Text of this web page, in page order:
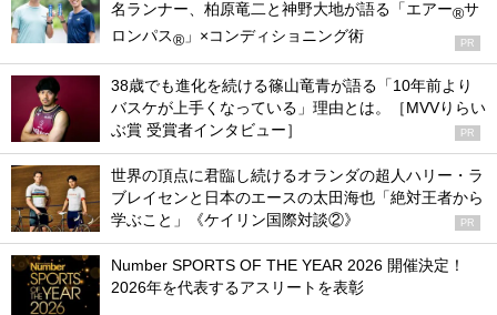
名ランナー、柏原竜二と神野大地が語る「エアー®サ
ロンパス® 」×コンディショニング術 PR
38歳でも進化を続ける篠山竜青が語る「10年前より
バスケが上手くなっている」理由とは。［MVVりらい
ぶ賞 受賞者インタビュー］
PR
世界の頂点に君臨し続けるオランダの超人ハリー・ラ
ブレイセンと日本のエースの太田海也「絶対王者から
学ぶこと」《ケイリン国際対談②》
PR
Number SPORTS OF THE YEAR 2026 開催決定！
2026年を代表するアスリートを表彰